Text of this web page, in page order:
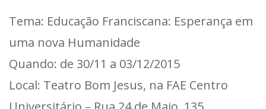
Tema: Educação Franciscana: Esperança em
uma nova Humanidade
Quando: de 30/11 a 03/12/2015
Local: Teatro Bom Jesus, na FAE Centro